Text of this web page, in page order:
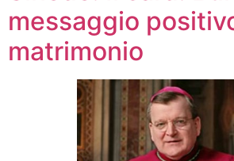
messaggio
matrimonio